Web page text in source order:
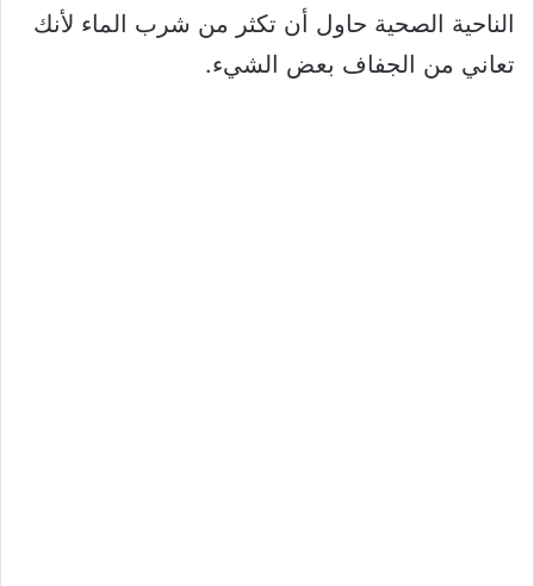
الناحية الصحية حاول أن تكثر من شرب الماء لأنك
تعاني من الجفاف بعض الشيء.